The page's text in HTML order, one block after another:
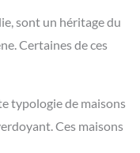
sont un héritage du
Certaines de ces
typologie de maisons
Ces maisons